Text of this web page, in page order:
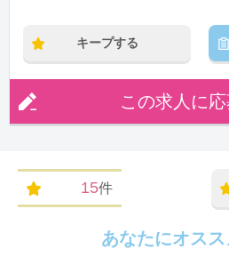
キープする
この求人に
15件
あなたにオスス